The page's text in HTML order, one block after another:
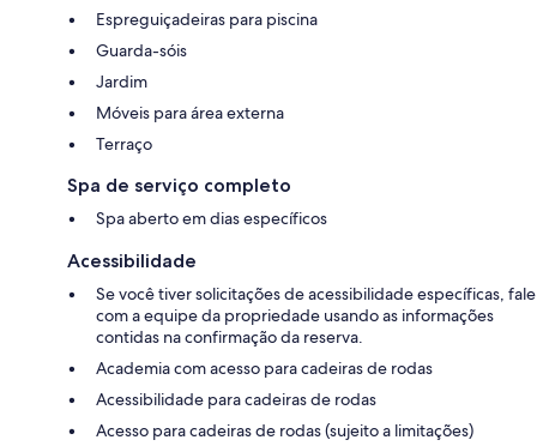
Espreguiçadeiras para piscina
Guarda-sóis
Jardim
Móveis para área externa
Terraço
Spa de serviço completo
Spa aberto em dias específicos
Acessibilidade
Se você tiver solicitações de acessibilidade específicas, fale
com a equipe da propriedade usando as informações
contidas na confirmação da reserva.
Academia com acesso para cadeiras de rodas
Acessibilidade para cadeiras de rodas
Acesso para cadeiras de rodas (sujeito a limitações)